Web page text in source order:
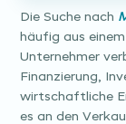
Die Suche nach
häufig aus
Unternehmer
Finanzierung,
wirtschaftliche
es an den